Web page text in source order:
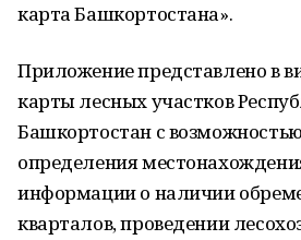
карта Башкортостана».
Приложение представлено в
карты лесных участков
Башкортостан с
определения
информации о наличии
кварталов, проведении